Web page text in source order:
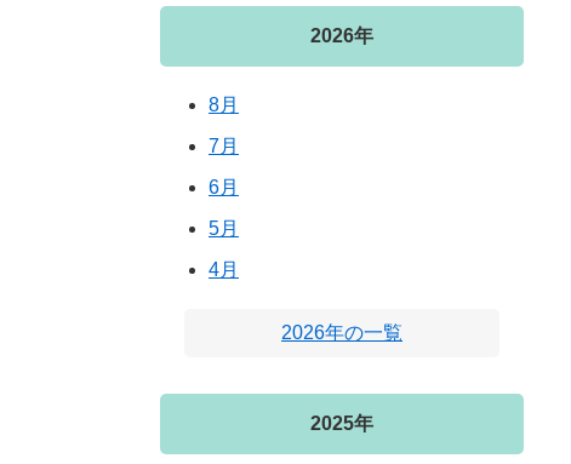
2026年
8月
7月
6月
5月
4月
2026年の一覧
2025年